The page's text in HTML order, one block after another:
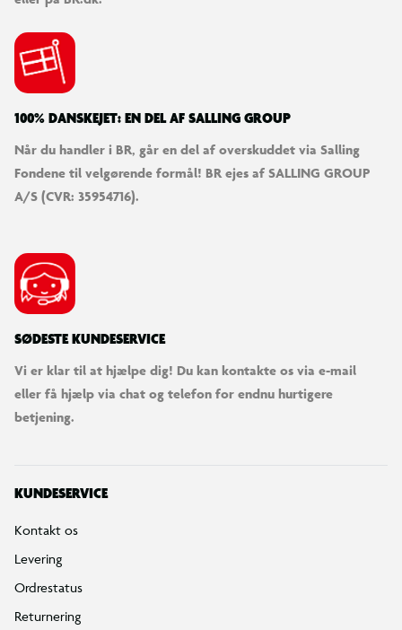
100% DANSKEJET: EN DEL AF SALLING GROUP
Når du handler i BR, går en del af overskuddet via Salling
Fondene til velgørende formål! BR ejes af SALLING GROUP
A/S (CVR: 35954716).
SØDESTE KUNDESERVICE
Vi er klar til at hjælpe dig! Du kan kontakte os via e-mail
eller få hjælp via chat og telefon for endnu hurtigere
betjening.
KUNDESERVICE
Kontakt os
Levering
Ordrestatus
Returnering